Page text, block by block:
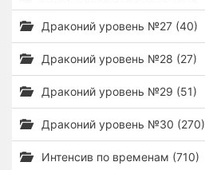
Драконий уровень №27 (40)
Драконий уровень №28 (27)
Драконий уровень №29 (51)
Драконий уровень №30 (270)
Интенсив по временам (710)